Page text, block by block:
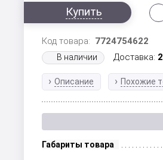
Купить
Код товара: 7724754622
В наличии Доставка:
Описание Похожие
Габариты товара